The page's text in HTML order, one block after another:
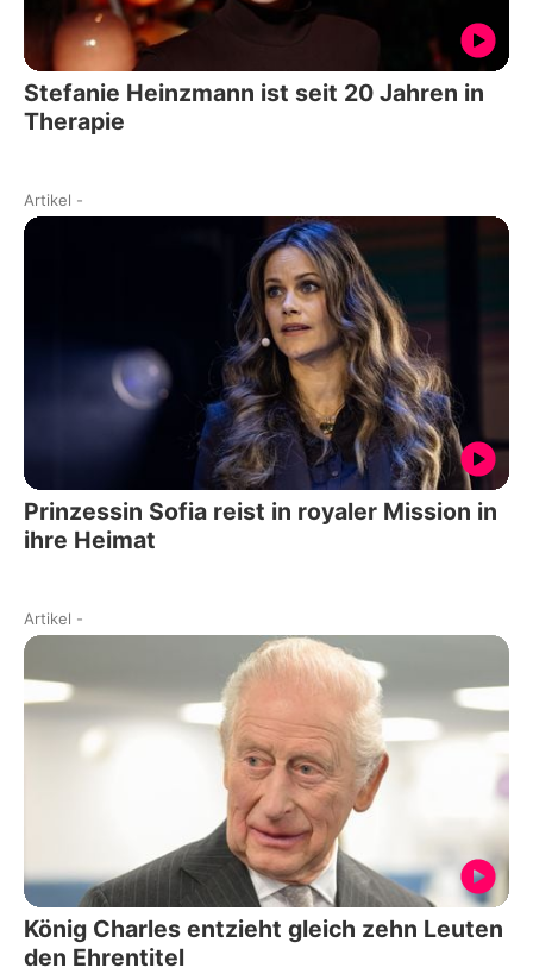
Stefanie Heinzmann ist seit 20 Jahren in
Therapie
Artikel -
Prinzessin Sofia reist in royaler Mission in
ihre Heimat
Artikel -
König Charles entzieht gleich zehn Leuten
den Ehrentitel